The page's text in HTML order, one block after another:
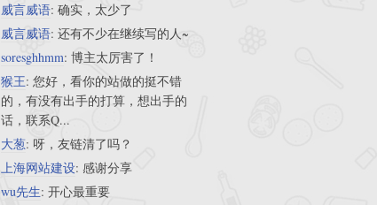
威言威语: 确实，太少了
威言威语: 还有不少在继续写的人~
soresghhmm: 博主太厉害了！
猴王: 您好，看你的站做的挺不错
的，有没有出手的打算，想出手的
话，联系Q...
大葱: 呀，友链清了吗？
上海网站建设: 感谢分享
wu先生: 开心最重要